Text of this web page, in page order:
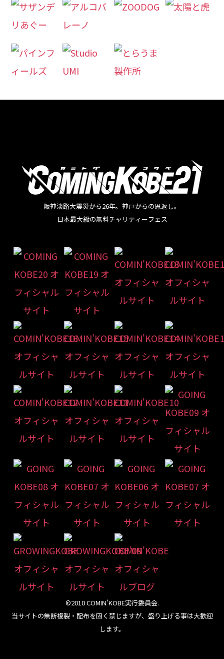
阪神淡路大震災から26年。神戸からの恩返し。
日本最大級の無料チャリティーフェス
©2010 COMIN'KOBE実行委員会.
当サイトの無断複製・配布を固く禁じますが、盛り上げる事は大歓迎
します。